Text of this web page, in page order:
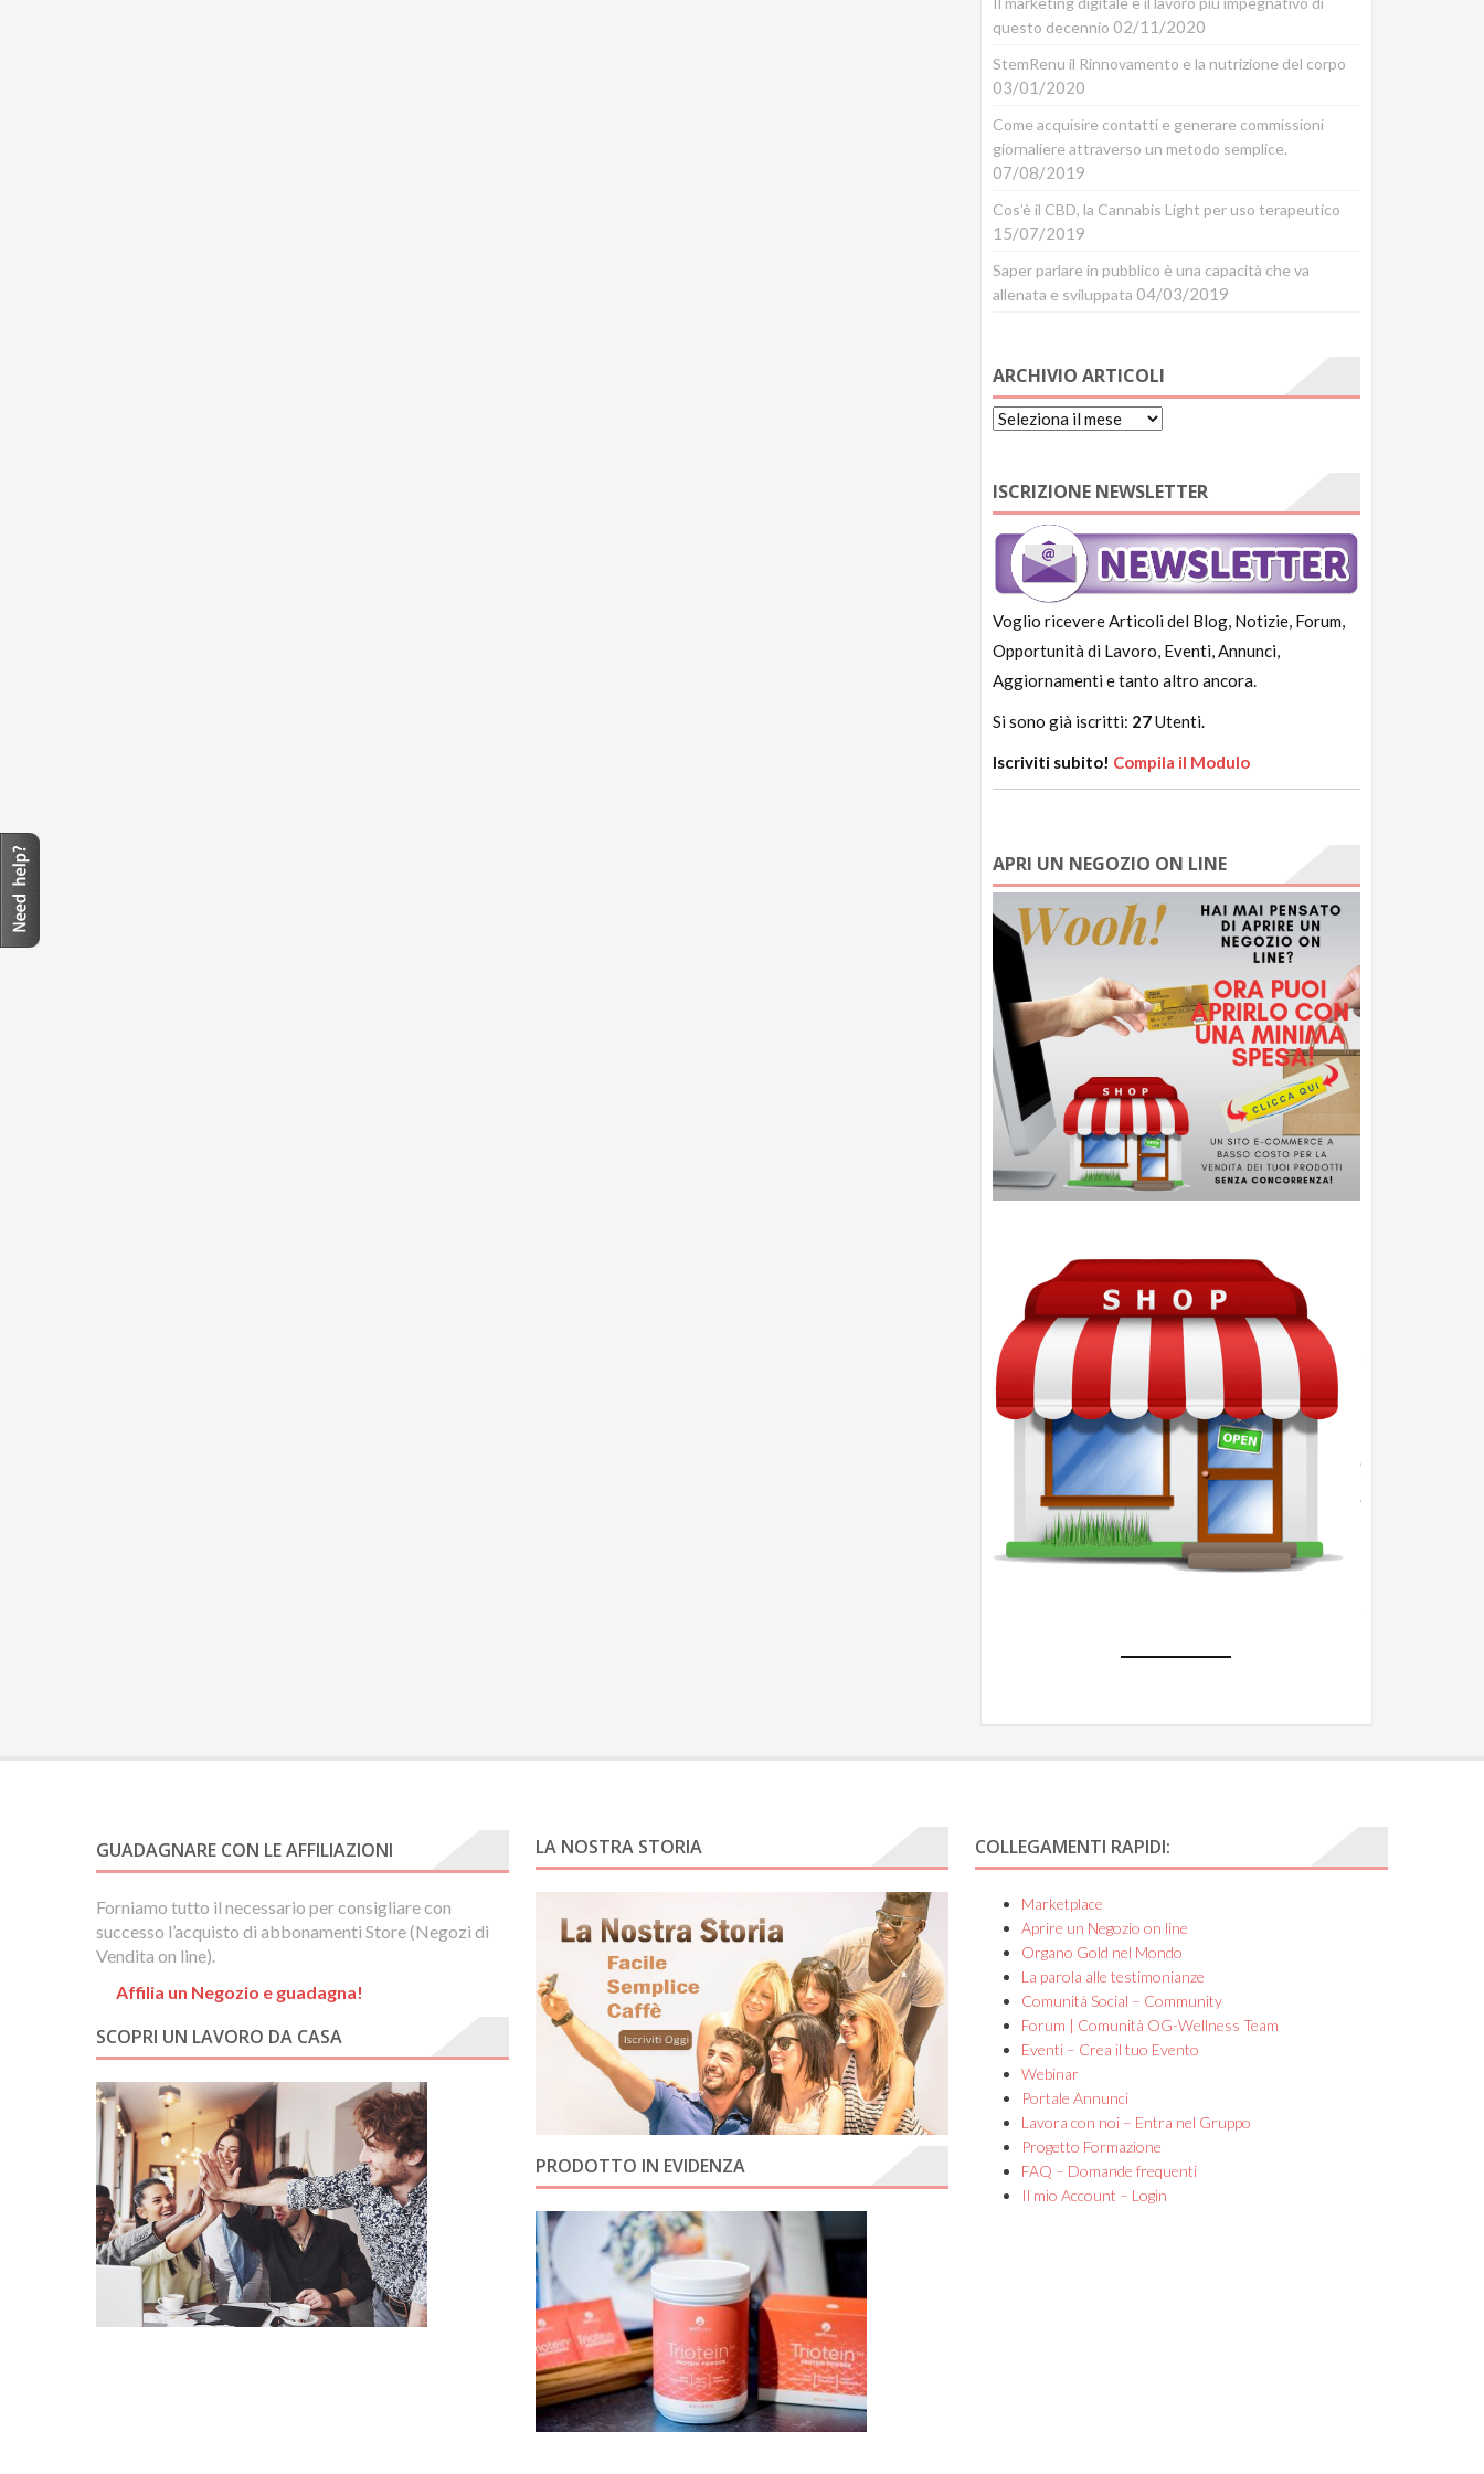
questo decennio 02/11/2020
StemRenu il Rinnovamento e la nutrizione del corpo
03/01/2020
Come acquisire contatti e generare commissioni
giornaliere attraverso un metodo semplice.
07/08/2019
Cos’è il CBD, la Cannabis Light per uso terapeutico
15/07/2019
Saper parlare in pubblico è una capacità che va
allenata e sviluppata 04/03/2019
ARCHIVIO ARTICOLI
Archivio
ISCRIZIONE NEWSLETTER
Voglio ricevere Articoli del Blog, Notizie, Forum,
Opportunità di Lavoro, Eventi, Annunci,
Aggiornamenti e tanto altro ancora.
Si sono già iscritti: 27Utenti.
Iscriviti subito! Compila il Modulo
APRI UN NEGOZIO ON LINE
Apri
GUADAGNARE CON LE AFFILIAZIONI
Forniamo tutto il necessario per consigliare con
successo l’acquisto di abbonamenti Store (Negozi di
Vendita on line).
Affilia un Negozio e guadagna!
SCOPRI UN LAVORO DA CASA
LA NOSTRA STORIA
PRODOTTO IN EVIDENZA
COLLEGAMENTI RAPIDI:
Marketplace
Aprire un Negozio on line
Organo Gold nel Mondo
La parola alle testimonianze
Comunità Social – Community
Forum | Comunità OG-Wellness Team
Eventi – Crea il tuo Evento
Webinar
Portale Annunci
Lavora con noi – Entra nel Gruppo
Progetto Formazione
FAQ – Domande frequenti
Il mio Account – Login